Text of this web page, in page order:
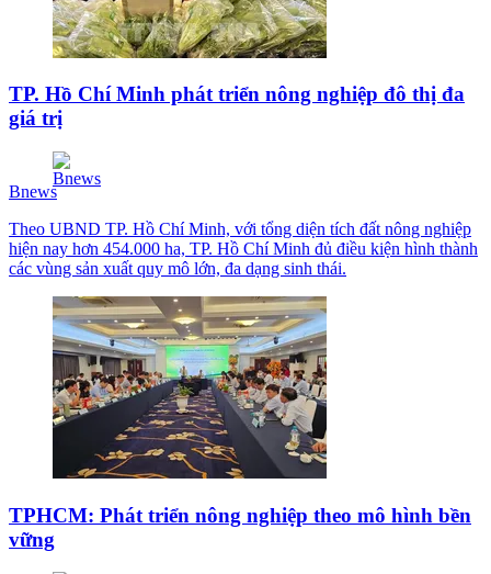
TP. Hồ Chí Minh phát triển nông nghiệp đô thị đa
giá trị
Bnews
Theo UBND TP. Hồ Chí Minh, với tổng diện tích đất nông nghiệp
hiện nay hơn 454.000 ha, TP. Hồ Chí Minh đủ điều kiện hình thành
các vùng sản xuất quy mô lớn, đa dạng sinh thái.
TPHCM: Phát triển nông nghiệp theo mô hình bền
vững